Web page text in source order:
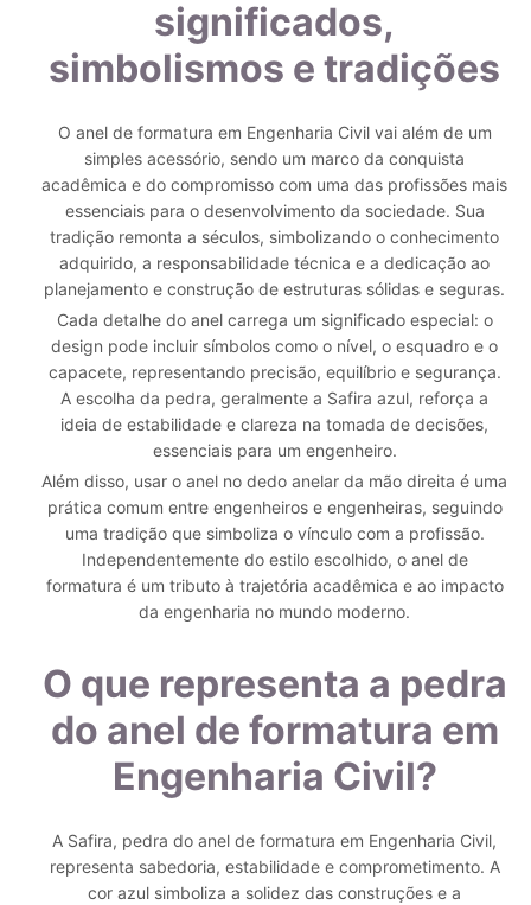
significados,
simbolismos e tradições
O anel de formatura em Engenharia Civil vai além de um
simples acessório, sendo um marco da conquista
acadêmica e do compromisso com uma das profissões mais
essenciais para o desenvolvimento da sociedade. Sua
tradição remonta a séculos, simbolizando o conhecimento
adquirido, a responsabilidade técnica e a dedicação ao
planejamento e construção de estruturas sólidas e seguras.
Cada detalhe do anel carrega um significado especial: o
design pode incluir símbolos como o nível, o esquadro e o
capacete, representando precisão, equilíbrio e segurança.
A escolha da pedra, geralmente a Safira azul, reforça a
ideia de estabilidade e clareza na tomada de decisões,
essenciais para um engenheiro.
Além disso, usar o anel no dedo anelar da mão direita é uma
prática comum entre engenheiros e engenheiras, seguindo
uma tradição que simboliza o vínculo com a profissão.
Independentemente do estilo escolhido, o anel de
formatura é um tributo à trajetória acadêmica e ao impacto
da engenharia no mundo moderno.
O que representa a pedra
do anel de formatura em
Engenharia Civil?
A Safira, pedra do anel de formatura em Engenharia Civil,
representa sabedoria, estabilidade e comprometimento. A
cor azul simboliza a solidez das construções e a